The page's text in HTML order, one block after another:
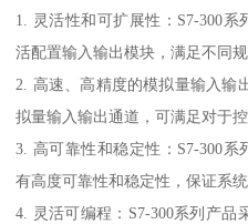
1. 灵活性和可扩展性：S7-300
活配置输入输出模块，满足不同规
2. 高速、高精度的模拟量输入输
拟量输入输出通道，可满足对于
3. 高可靠性和稳定性：S7-300
有高度可靠性和稳定性，保证系
4. 灵活可编程：S7-300系列产品